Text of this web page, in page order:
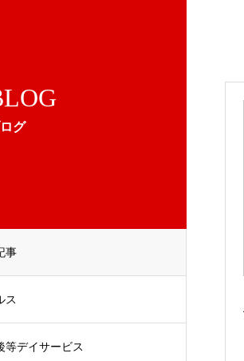
グ
事
ス
等デイサービス